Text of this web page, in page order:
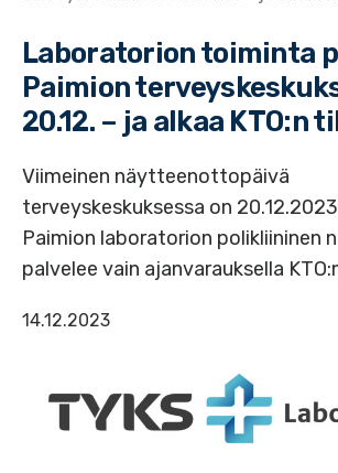
Laboratorion toiminta
Paimion
20.12. – ja alkaa KTO:n
Viimeinen näytteenottopäivä
terveyskeskuksessa on
Paimion laboratorion polikliininen
palvelee vain ajanvarauksella
14.12.2023